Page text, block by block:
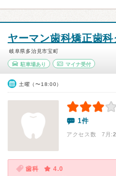
ヤーマン歯科矯正歯科
岐阜県多治見市宝町
駐車場あり マイナ受付
土曜（〜18:00）
1件
アクセス数 7月:
歯科
4.0